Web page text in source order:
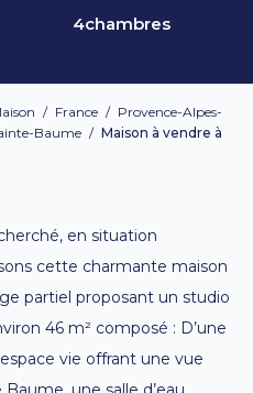
4chambres
/ France / Provence-Alpes-
Baume / Maison à vendre à
en situation
cette charmante maison
partiel proposant un studio
46 m² composé : D’une
vie offrant une vue